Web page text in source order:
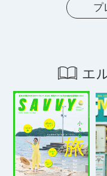
プ
エ